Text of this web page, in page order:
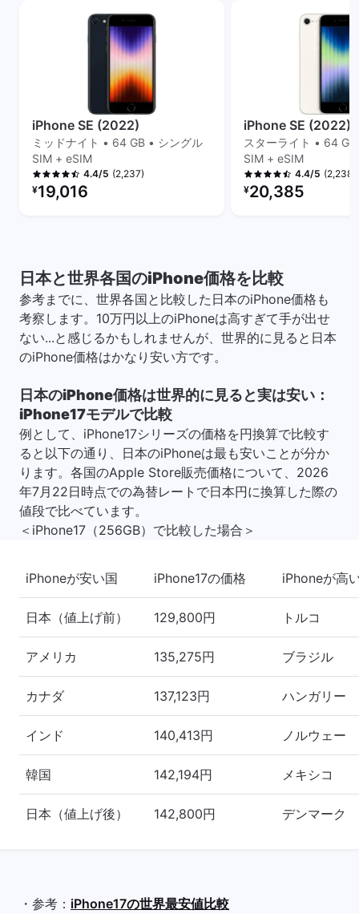
iPhone SE (2022)
ミッドナイト • 64 GB • シングル
SIM + eSIM
4.4/5 (2,237)
リファービッシュ品の価格：
¥19,016
iPhone SE (2022)
スターライト • 64
SIM + eSIM
4.4/5 (2,238)
リファービッシュ品の
¥20,385
日本と世界各国のiPhone価格を比較
参考までに、世界各国と比較した日本のiPhone価格も
考察します。10万円以上のiPhoneは高すぎて手が出せ
ない...と感じるかもしれませんが、世界的に見ると日本
のiPhone価格はかなり安い方です。
日本のiPhone価格は世界的に見ると実は安い：
iPhone17モデルで比較
例として、iPhone17シリーズの価格を円換算で比較す
ると以下の通り、日本のiPhoneは最も安いことが分か
ります。各国のApple Store販売価格について、2026
年7月22日時点での為替レートで日本円に換算した際の
値段で比べています。
＜iPhone17（256GB）で比較した場合＞
iPhoneが安い国 iPhone17の価格 iPhoneが高
日本（値上げ前） 129,800円 トルコ
アメリカ 135,275円 ブラジル
カナダ 137,123円 ハンガリー
インド 140,413円 ノルウェー
韓国 142,194円 メキシコ
日本（値上げ後） 142,800円 デンマーク
・参考： iPhone17の世界最安値比較